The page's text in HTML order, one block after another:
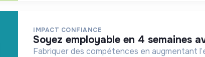
IMPACT CONFIANCE
soyez employable en 4 semaines
Fabriquer des compétences en augmentant